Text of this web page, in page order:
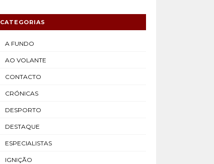
CATEGORIAS
A FUNDO
AO VOLANTE
CONTACTO
CRÓNICAS
DESPORTO
DESTAQUE
ESPECIALISTAS
IGNIÇÃO